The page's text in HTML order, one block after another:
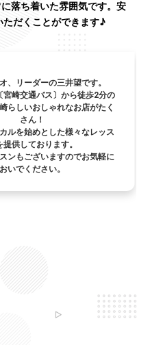
落ち着いた雰囲気です。 安
だくことができます♪
、リーダーの三井望です。
宮崎交通バス〕から徒歩2分の
らしいおしゃれなお店がたく
さん！
ルを始めとした様々なレッス
提供しております。
ンもございますのでお気軽に
おいでください。